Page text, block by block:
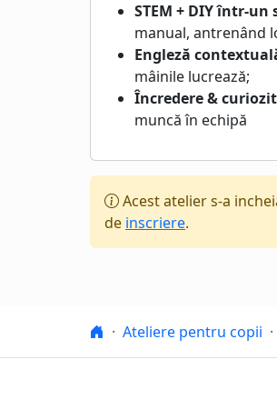
STEM + DIY într-
manual, antrenând
Engleză
mâinile lucrează;
Încredere &
muncă în echipă
Acest atelier s-a
de inscriere.
Hello Class
Ateliere pentru copii